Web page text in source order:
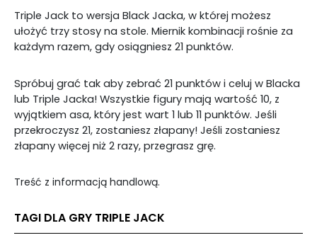
Triple Jack to wersja Black Jacka, w której możesz
ułożyć trzy stosy na stole. Miernik kombinacji rośnie za
każdym razem, gdy osiągniesz 21 punktów.
Spróbuj grać tak aby zebrać 21 punktów i celuj w Blacka
lub Triple Jacka! Wszystkie figury mają wartość 10, z
wyjątkiem asa, który jest wart 1 lub 11 punktów. Jeśli
przekroczysz 21, zostaniesz złapany! Jeśli zostaniesz
złapany więcej niż 2 razy, przegrasz grę.
Treść z informacją handlową.
TAGI DLA GRY TRIPLE JACK